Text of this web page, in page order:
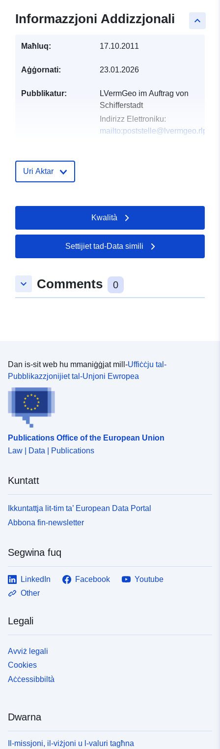
keyboard_arrow_up
Informazzjoni Addizzjonali
Maħluq: 17.10.2011
Aġġornati: 23.01.2026
Pubblikatur:
LVermGeo im Auftrag von
Schifferstadt
Indirizz Elettroniku:
mailto:poststelle@lvermgeo.rlp.de
Katalgu:
Koordinati:
49.4029 ], [ 8.41985,
49.4029 ], [ 8.41985,
Tip: Polygon
Uri Aktar
Kwalità
Settijiet tad-Data simili
keyboard_arrow_down Comments 0
Dan is-sit web hu mmaniġġjat mill-Uffiċċju tal-
Pubblikazzjonijiet tal-Unjoni Ewropea
Publications Office of the European Union
Law | Data | Publications
Kuntatt
Ikkuntattja lit-tim ta’ European Data Portal
Abbona fin-newsletter
Segwina fuq
LinkedIn Facebook
Youtube
Other
Legali
Avviż legali
Cookies
Aċċessibbiltà
Dwarna
Il-missjoni, il-viżjoni u l-valuri tagħna